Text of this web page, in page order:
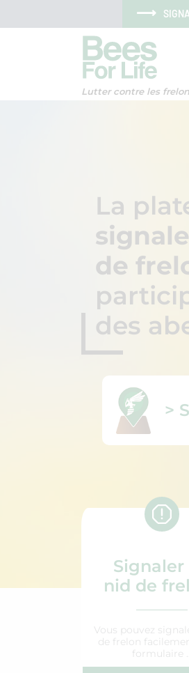
Panneau de gestion des cookies
Aller au menu
Aller au contenu
Aller à la
Lutter contre les
La
de
des
>
Signaler
nid de
Vous pouvez
de frelon
formulaire